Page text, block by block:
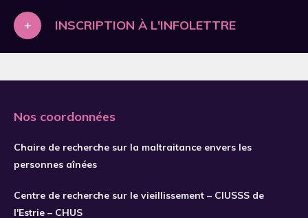
Abdelkader
Abner
Aboh
Abolfathi Momtaz
Aboujaoudé
+ INSCRIPTION À L'INFOLETTRE
Nos coordonnées
Chaire de recherche sur la maltraitance envers les
personnes aînées
Centre de recherche sur le vieillissement – CIUSSS de
l'Estrie – CHUS